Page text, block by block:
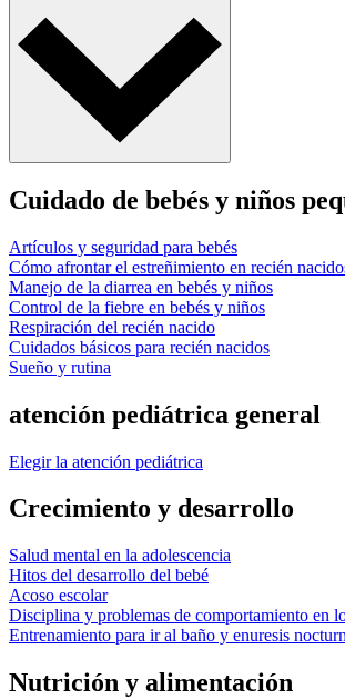
Cuidado de bebés y niños
Artículos y seguridad para bebés
Cómo afrontar el estreñimiento en recién
Manejo de la diarrea en bebés y niños
Control de la fiebre en bebés y niños
Respiración del recién nacido
Cuidados básicos para recién nacidos
Sueño y rutina
atención pediátrica general
Elegir la atención pediátrica
Crecimiento y desarrollo
Salud mental en la adolescencia
Hitos del desarrollo del bebé
Acoso escolar
Disciplina y problemas de comportamiento en
Entrenamiento para ir al baño y enuresis
Nutrición y alimentación